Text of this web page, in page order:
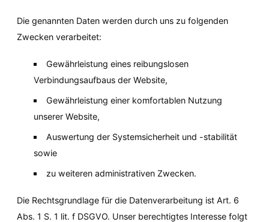
Die genannten Daten werden durch uns zu folgenden
Zwecken verarbeitet:
Gewährleistung eines reibungslosen
Verbindungsaufbaus der Website,
Gewährleistung einer komfortablen Nutzung
unserer Website,
Auswertung der Systemsicherheit und -stabilität
sowie
zu weiteren administrativen Zwecken.
Die Rechtsgrundlage für die Datenverarbeitung ist Art. 6
Abs. 1 S. 1 lit. f DSGVO. Unser berechtigtes Interesse folgt